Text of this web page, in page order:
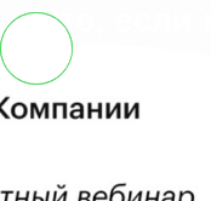
О
Услуги
Новости
Что, если
«Б» для